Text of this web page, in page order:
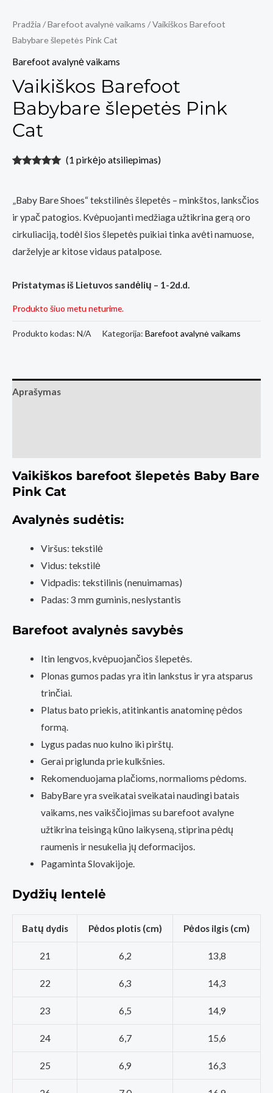
Pradžia /Barefoot avalynė vaikams / Vaikiškos Barefoot
Babybare šlepetės Pink Cat
Barefoot avalynė vaikams
Vaikiškos Barefoot
Babybare šlepetės Pink
Cat
įvertinimų:)
(1 pirkėjo atsiliepimas)
„Baby Bare Shoes“ tekstilinės šlepetės – minkštos, lanksčios
ir ypač patogios. Kvėpuojanti medžiaga užtikrina gerą oro
cirkuliaciją, todėl šios šlepetės puikiai tinka avėti namuose,
darželyje ar kitose vidaus patalpose.
Pristatymas iš Lietuvos sandėlių – 1-2d.d.
Produkto šiuo metu neturime.
Produkto kodas: N/A Kategorija: Barefoot avalynė vaikams
Aprašymas
Vaikiškos barefoot šlepetės Baby Bare
Pink Cat
Avalynės sudėtis:
Viršus: tekstilė
Vidus: tekstilė
Vidpadis: tekstilinis (nenuimamas)
Padas: 3 mm guminis, neslystantis
Barefoot avalynės savybės
Itin lengvos, kvėpuojančios šlepetės.
Plonas gumos padas yra itin lankstus ir yra atsparus
trinčiai.
Platus bato priekis, atitinkantis anatominę pėdos
formą.
Lygus padas nuo kulno iki pirštų.
Gerai priglunda prie kulkšnies.
Rekomenduojama plačioms, normalioms pėdoms.
BabyBare yra sveikatai sveikatai naudingi batais
vaikams, nes vaikščiojimas su barefoot avalyne
užtikrina teisingą kūno laikyseną, stiprina pėdų
raumenis ir nesukelia jų deformacijos.
Pagaminta Slovakijoje.
Dydžių lentelė
Batų dydis Pėdos plotis (cm) Pėdos ilgis (cm)
21 6,2 13,8
22 6,3 14,3
23 6,5 14,9
24 6,7 15,6
25 6,9 16,3